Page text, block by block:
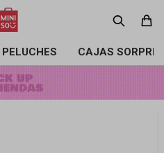
PELUCHES CAJAS